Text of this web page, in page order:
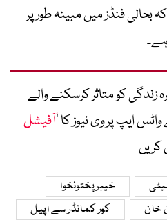
بحالی فنڈز میں مبینہ طور پر
زندگی کو متاثر کرسکنے والے
ایپ پر وی نیوز کا ’آفیشل
کریں
خیبرپختونخوا
خان
کور کمانڈر سے اپیل